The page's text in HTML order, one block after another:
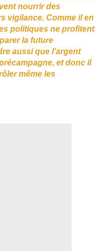
nourrir des
vigilance. Comme il en
politiques ne profitent
la future
aussi que l’argent
et donc il
même les